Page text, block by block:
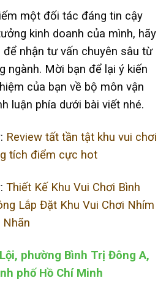
một đối tác đáng tin cậy
kinh doanh của mình, hãy
để nhận tư vấn chuyên sâu từ
ngành. Mời bạn để lại ý kiến
của bạn về bộ môn vận
luận phía dưới bài viết nhé.
Review tất tần tật khu vui chơi
tích điểm cực hot
Thiết Kế Khu Vui Chơi Bình
Lắp Đặt Khu Vui Chơi Nhím
Nhãn
phường Bình Trị Đông A,
phố Hồ Chí Minh